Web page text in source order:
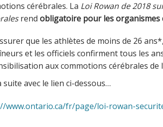
cérébrales. La Loi Rowan de 2018
rend obligatoire pour les organismes
que les athlètes de moins de 26
et les officiels confirment tous les
aux commotions cérébrales de
suite avec le lien ci-dessous…
www.ontario.ca/fr/page/loi-rowan-